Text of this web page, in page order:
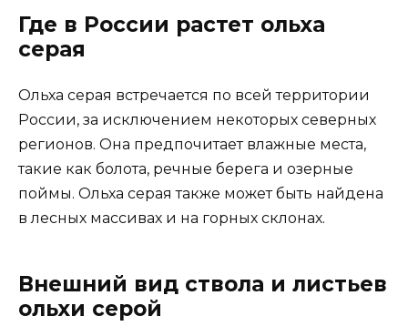
Где в России растет ольха
серая
Ольха серая встречается по всей территории
России, за исключением некоторых северных
регионов. Она предпочитает влажные места,
такие как болота, речные берега и озерные
поймы. Ольха серая также может быть найдена
в лесных массивах и на горных склонах.
Внешний вид ствола и листьев
ольхи серой